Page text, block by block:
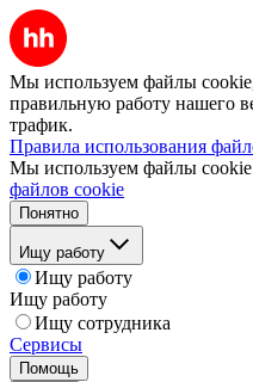
Мы используем файлы
правильную работу нашего
трафик.
Правила использования
Мы используем файлы
файлов cookie
Понятно
Ищу работу
Ищу работу
Ищу работу
Ищу сотрудника
Сервисы
Помощь